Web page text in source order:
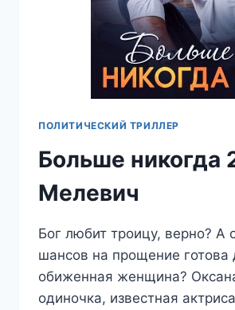
ПОЛИТИЧЕСКИЙ ТРИЛЛЕР
Больше никогда
Мелевич
Бог любит троицу, верно? А
шансов на прощение готова
обиженная женщина?
одиночка, известная